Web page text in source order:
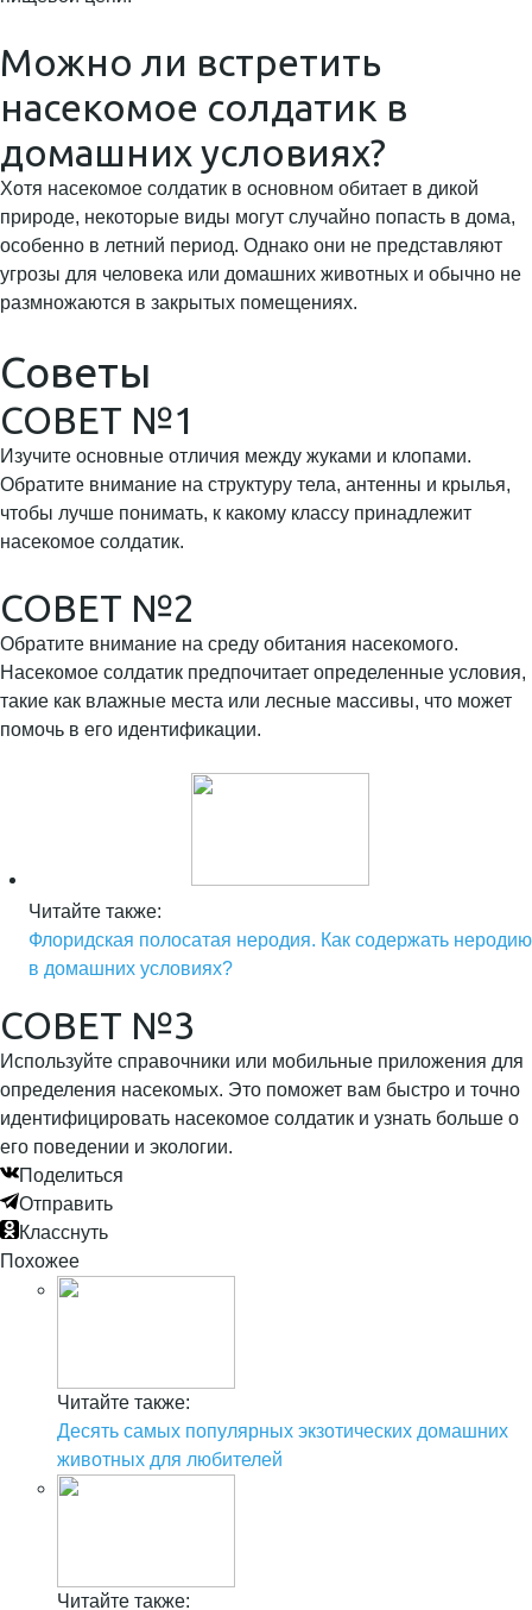
Можно ли встретить
насекомое солдатик в
домашних условиях?
Хотя насекомое солдатик в основном обитает в дикой
природе, некоторые виды могут случайно попасть в дома,
особенно в летний период. Однако они не представляют
угрозы для человека или домашних животных и обычно не
размножаются в закрытых помещениях.
Советы
СОВЕТ №1
Изучите основные отличия между жуками и клопами.
Обратите внимание на структуру тела, антенны и крылья,
чтобы лучше понимать, к какому классу принадлежит
насекомое солдатик.
СОВЕТ №2
Обратите внимание на среду обитания насекомого.
Насекомое солдатик предпочитает определенные условия,
такие как влажные места или лесные массивы, что может
помочь в его идентификации.
Читайте также:
Флоридская полосатая неродия. Как содержать неродию
в домашних условиях?
СОВЕТ №3
Используйте справочники или мобильные приложения для
определения насекомых. Это поможет вам быстро и точно
идентифицировать насекомое солдатик и узнать больше о
его поведении и экологии.
Поделиться
Отправить
Класснуть
Похожее
Читайте также:
Десять самых популярных экзотических домашних
животных для любителей
Читайте также: